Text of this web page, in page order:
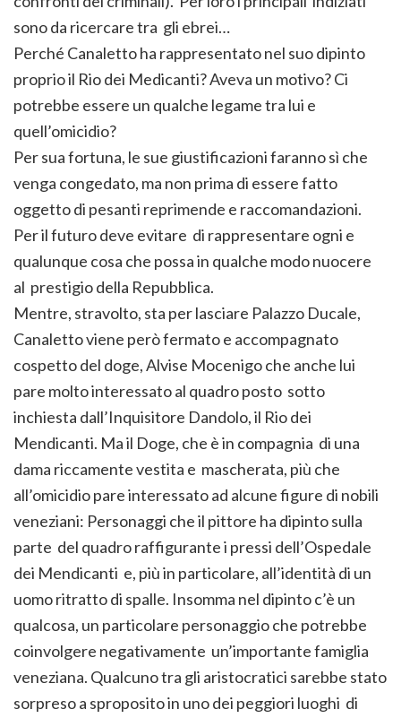
sono da ricercare tra gli ebrei…
Perché Canaletto ha rappresentato nel suo dipinto
proprio il Rio dei Medicanti? Aveva un motivo? Ci
potrebbe essere un qualche legame tra lui e
quell’omicidio?
Per sua fortuna, le sue giustificazioni faranno sì che
venga congedato, ma non prima di essere fatto
oggetto di pesanti reprimende e raccomandazioni.
Per il futuro deve evitare di rappresentare ogni e
qualunque cosa che possa in qualche modo nuocere
al prestigio della Repubblica.
Mentre, stravolto, sta per lasciare Palazzo Ducale,
Canaletto viene però fermato e accompagnato
cospetto del doge, Alvise Mocenigo che anche lui
pare molto interessato al quadro posto sotto
inchiesta dall’Inquisitore Dandolo, il Rio dei
Mendicanti. Ma il Doge, che è in compagnia di una
dama riccamente vestita e mascherata, più che
all’omicidio pare interessato ad alcune figure di nobili
veneziani: Personaggi che il pittore ha dipinto sulla
parte del quadro raffigurante i pressi dell’Ospedale
dei Mendicanti e, più in particolare, all’identità di un
uomo ritratto di spalle. Insomma nel dipinto c’è un
qualcosa, un particolare personaggio che potrebbe
coinvolgere negativamente un’importante famiglia
veneziana. Qualcuno tra gli aristocratici sarebbe stato
sorpreso a sproposito in uno dei peggiori luoghi di